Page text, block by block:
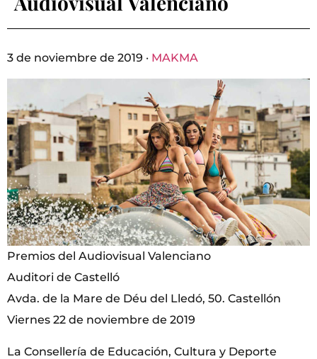
3 de noviembre de 2019 · MAKMA
Premios del Audiovisual Valenciano
Auditori de Castelló
Avda. de la Mare de Déu del Lledó, 50. Castellón
Viernes 22 de noviembre de 2019
La Consellería de Educación, Cultura y Deporte